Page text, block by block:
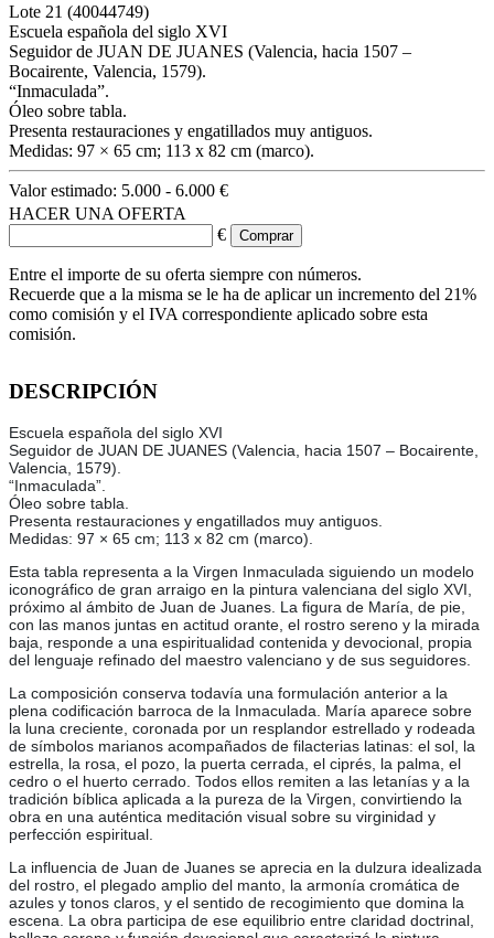
Lote 21 (40044749)
Escuela española del siglo XVI
Seguidor de JUAN DE JUANES (Valencia, hacia 1507 –
Bocairente, Valencia, 1579).
“Inmaculada”.
Óleo sobre tabla.
Presenta restauraciones y engatillados muy antiguos.
Medidas: 97 × 65 cm; 113 x 82 cm (marco).
Valor estimado: 5.000 - 6.000 €
HACER UNA OFERTA
€
Entre el importe de su oferta siempre con números.
Recuerde que a la misma se le ha de aplicar un incremento del 21%
como comisión y el IVA correspondiente aplicado sobre esta
comisión.
DESCRIPCIÓN
Escuela española del siglo XVI
Seguidor de JUAN DE JUANES (Valencia, hacia 1507 – Bocairente,
Valencia, 1579).
“Inmaculada”.
Óleo sobre tabla.
Presenta restauraciones y engatillados muy antiguos.
Medidas: 97 × 65 cm; 113 x 82 cm (marco).
Esta tabla representa a la Virgen Inmaculada siguiendo un modelo
iconográfico de gran arraigo en la pintura valenciana del siglo XVI,
próximo al ámbito de Juan de Juanes. La figura de María, de pie,
con las manos juntas en actitud orante, el rostro sereno y la mirada
baja, responde a una espiritualidad contenida y devocional, propia
del lenguaje refinado del maestro valenciano y de sus seguidores.
La composición conserva todavía una formulación anterior a la
plena codificación barroca de la Inmaculada. María aparece sobre
la luna creciente, coronada por un resplandor estrellado y rodeada
de símbolos marianos acompañados de filacterias latinas: el sol, la
estrella, la rosa, el pozo, la puerta cerrada, el ciprés, la palma, el
cedro o el huerto cerrado. Todos ellos remiten a las letanías y a la
tradición bíblica aplicada a la pureza de la Virgen, convirtiendo la
obra en una auténtica meditación visual sobre su virginidad y
perfección espiritual.
La influencia de Juan de Juanes se aprecia en la dulzura idealizada
del rostro, el plegado amplio del manto, la armonía cromática de
azules y tonos claros, y el sentido de recogimiento que domina la
escena. La obra participa de ese equilibrio entre claridad doctrinal,